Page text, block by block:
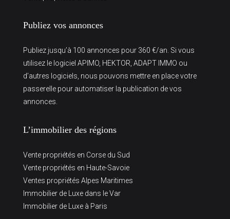
Publiez vos annonces
Publiez jusqu’à 100 annonces pour 360 €/an. Si vous
utilisez le logiciel APIMO, HEKTOR, ADAPT IMMO ou
d’autres logiciels, nous pouvons mettre en place votre
passerelle pour automatiser la publication de vos
annonces.
L’immobilier des régions
Vente propriétés en Corse du Sud
Vente propriétés en Haute-Savoie
Ventes propriétés Alpes Maritimes
Immobilier de Luxe dans le Var
Immobilier de Luxe à Paris